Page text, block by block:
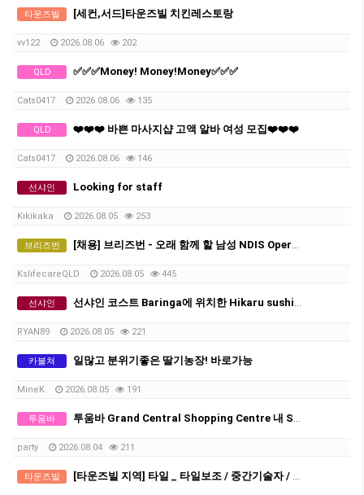
타운즈빌 [세컨,서드]타운즈빌 치킨레스토랑
vv122 2026.08.06 202
QLD ✅✅✅Money! Money!Money✅✅✅
Cats0417 2026.08.06 135
QLD ❤️❤️❤️ 바쁜 마사지샵 고액 알바 여성 모집❤️❤️❤️
Cats0417 2026.08.06 146
선샤인 Looking for staff
Kikikaka 2026.08.05 253
브리즈번 [채용] 브리즈번 - 오래 함께 할 남성 NDIS Operations Manager (운영 매니저) 구인합니다!
KslifecareQLD 2026.08.05 445
선샤인 선샤인 코스트 Baringa에 위치한 Hikaru sushi에서 구인합니다.
RYAN89 2026.08.05 221
카불쳐 일많고 분위기좋은 딸기농장! 바로가능
MineK 2026.08.05 191
투움바 투움바 Grand Central Shopping Centre 내 Sushi Party에서 함께 근무하실 스텝을 모집합니다.
party 2026.08.04 211
타운즈빌 [타운즈빌 지역] 타일 _ 타일보조 / 중간기술자 / 기술자